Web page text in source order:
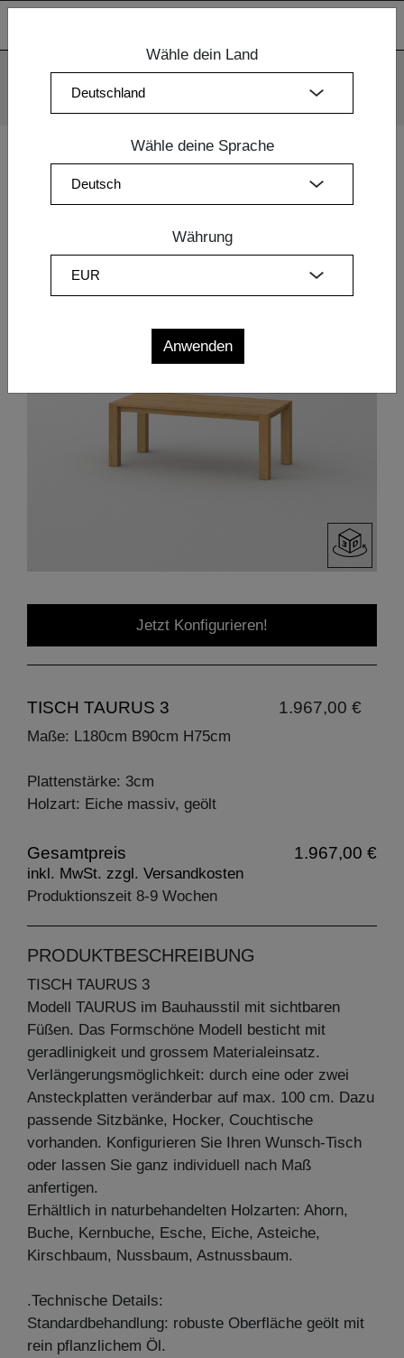
Webseiten sind Sie mit dem Einsatz der Cookies einverstanden.
Schlafzimmermöbel
Jetzt Konfigurieren!
TISCH TAURUS 3 1.967,00 €
Maße: L180cm B90cm H75cm
Plattenstärke: 3cm
Holzart: Eiche massiv, geölt
Gesamtpreis 1.967,00 €
inkl. MwSt. zzgl. Versandkosten
Produktionszeit 8-9 Wochen
PRODUKTBESCHREIBUNG
TISCH TAURUS 3
Modell TAURUS im Bauhausstil mit sichtbaren
Füßen. Das Formschöne Modell besticht mit
geradlinigkeit und grossem Materialeinsatz.
Verlängerungsmöglichkeit: durch eine oder zwei
Ansteckplatten veränderbar auf max. 100 cm. Dazu
passende Sitzbänke, Hocker, Couchtische
vorhanden. Konfigurieren Sie Ihren Wunsch-Tisch
oder lassen Sie ganz individuell nach Maß
anfertigen.
Erhältlich in naturbehandelten Holzarten: Ahorn,
Buche, Kernbuche, Esche, Eiche, Asteiche,
Kirschbaum, Nussbaum, Astnussbaum.
.Technische Details:
Standardbehandlung: robuste Oberfläche geölt mit
rein pflanzlichem Öl.
Wähle dein Land
Wähle deine Sprache
Währung